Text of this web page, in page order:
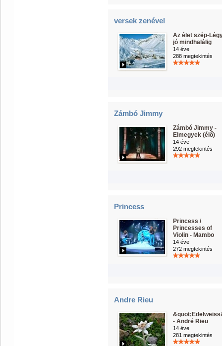
versek zenével
Az élet szép-
jó mindhalálig
14 éve
288 megtekintés
Zámbó Jimmy
Zámbó Jimmy -
Elmegyek (élő)
14 éve
292 megtekintés
Princess
Princess /
Princesses of
Violin - Mambo
14 éve
272 megtekintés
Andre Rieu
- André Rieu
14 éve
281 megtekintés